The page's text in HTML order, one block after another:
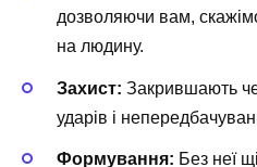
дозволяючи вам,
на людину.
Захист: Закрившають
ударів і
Формування: Без неї